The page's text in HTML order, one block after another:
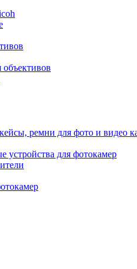
ремни для фото и видео
устройства для фотокамер